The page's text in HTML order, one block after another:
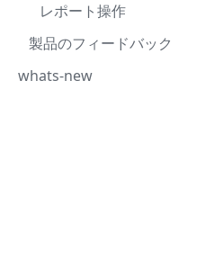
レポート操作
製品のフィードバック
whats-new